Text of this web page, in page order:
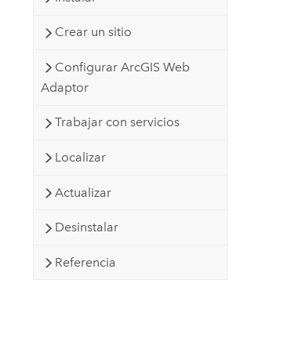
Crear un sitio
Configurar ArcGIS Web
Adaptor
Trabajar con servicios
Localizar
Actualizar
Desinstalar
Referencia